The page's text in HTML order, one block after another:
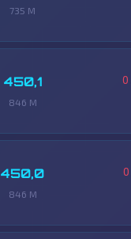
735 M
450,1
846 M
0
450,0
846 M
0